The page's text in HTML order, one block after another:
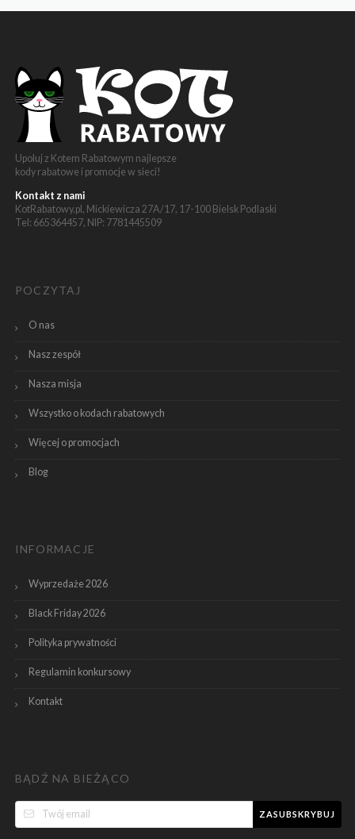
Upoluj z Kotem Rabatowym najlepsze
kody rabatowe i promocje w sieci!
Kontakt z nami
KotRabatowy.pl, Mickiewicza 27A/17, 17-100 Bielsk Podlaski
Tel: 665364457, NIP: 7781445509
POCZYTAJ
O nas
Nasz zespół
Nasza misja
Wszystko o kodach rabatowych
Więcej o promocjach
Blog
INFORMACJE
Wyprzedaże 2026
Black Friday 2026
Polityka prywatności
Regulamin konkursowy
Kontakt
BĄDŹ NA BIEŻĄCO
ZASUBSKRYBUJ